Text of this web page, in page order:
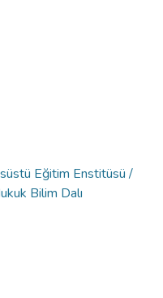
Eğitim Enstitüsü /
Bilim Dalı